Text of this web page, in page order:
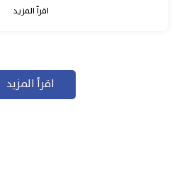
اقرأ المزيد
اقرأ المزيد